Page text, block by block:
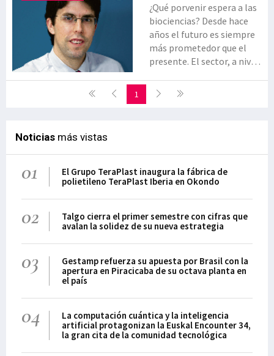
¿Qué porvenir espera a las
biociencias? Desde hace
años el futuro es siempre
más prometedor que el
presente. El sector, a nivel
experimentado cuotas de
producido evoluciones que
en su conjunto se acercan
a la revolución: productos
más eficientes y
de diagnóstico y terapia, el
modelos de negocio en
torno a la biotecnología
sin duda han generado un
sector fortalecido. Las
tecnologías sanitarias
1
Noticias más vistas
01
El Grupo TeraPlast inaugura la fábrica de
polietileno TeraPlast Iberia en Okondo
02
Talgo cierra el primer semestre con cifras que
avalan la solidez de su nueva estrategia
03
Gestamp refuerza su apuesta por Brasil con la
apertura en Piracicaba de su octava planta en
el país
04
La computación cuántica y la inteligencia
artificial protagonizan la Euskal Encounter 34,
la gran cita de la comunidad tecnológica